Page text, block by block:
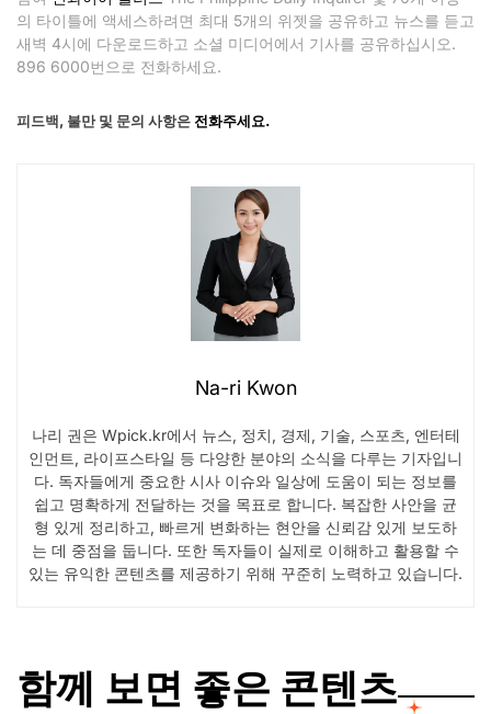
의 타이틀에 액세스하려면 최대 5개의 위젯을 공유하고 뉴스를 듣고
새벽 4시에 다운로드하고 소셜 미디어에서 기사를 공유하십시오.
896 6000번으로 전화하세요.
피드백, 불만 및 문의 사항은 전화주세요.
Na-ri Kwon
나리 권은 Wpick.kr에서 뉴스, 정치, 경제, 기술, 스포츠, 엔터테
인먼트, 라이프스타일 등 다양한 분야의 소식을 다루는 기자입니
다. 독자들에게 중요한 시사 이슈와 일상에 도움이 되는 정보를
쉽고 명확하게 전달하는 것을 목표로 합니다. 복잡한 사안을 균
형 있게 정리하고, 빠르게 변화하는 현안을 신뢰감 있게 보도하
는 데 중점을 둡니다. 또한 독자들이 실제로 이해하고 활용할 수
있는 유익한 콘텐츠를 제공하기 위해 꾸준히 노력하고 있습니다.
함께 보면 좋은 콘텐츠